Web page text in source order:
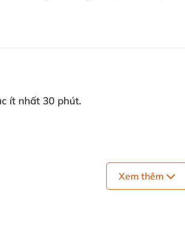
ít nhất 30 phút.
. Không dùng hơn 1 viên mỗi
Xem thêm